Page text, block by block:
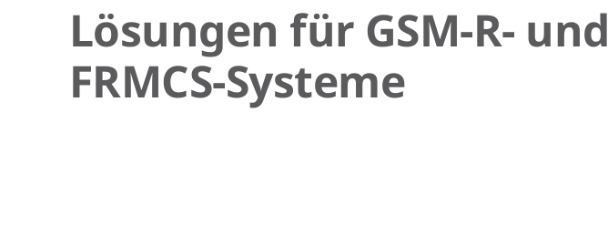
Leitung
DEHNpatch
Lösungen für GSM-R- und
FRMCS-Systeme